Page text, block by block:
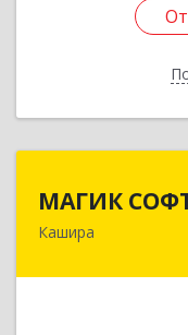
МАГИК
Кашира